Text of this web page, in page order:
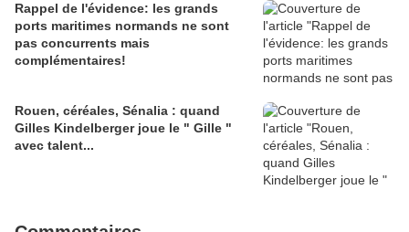
Rappel de l'évidence: les grands
ports maritimes normands ne sont
pas concurrents mais
complémentaires!
Rouen, céréales, Sénalia : quand
Gilles Kindelberger joue le " Gille "
avec talent...